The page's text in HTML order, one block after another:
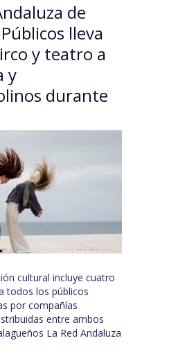
de
lleva
y teatro a
y
durante
cultural incluye cuatro
todos los públicos
por compañías
entre ambos
La Red Andaluza